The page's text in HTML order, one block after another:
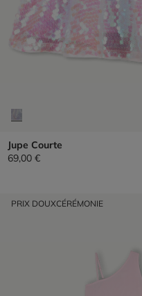
Jupe Courte
69,00 €
PRIX DOUXCÉRÉMONIE